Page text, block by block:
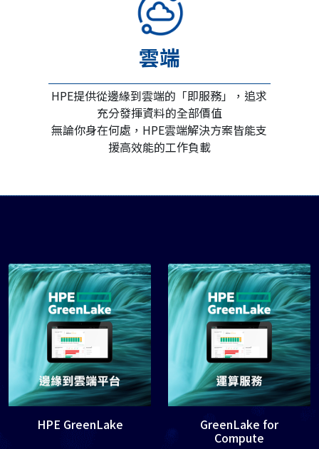
雲端
HPE提供從邊緣到雲端的「即服務」，追求
充分發揮資料的全部價值
無論你身在何處，HPE雲端解決方案皆能支
援高效能的工作負載
HPE GreenLake GreenLake for
Compute